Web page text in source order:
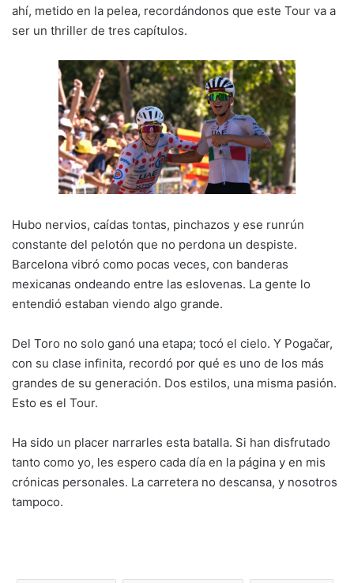
ahí, metido en la pelea, recordándonos que este Tour va a
ser un thriller de tres capítulos.
Hubo nervios, caídas tontas, pinchazos y ese runrún
constante del pelotón que no perdona un despiste.
Barcelona vibró como pocas veces, con banderas
mexicanas ondeando entre las eslovenas. La gente lo
entendió estaban viendo algo grande.
Del Toro no solo ganó una etapa; tocó el cielo. Y Pogačar,
con su clase infinita, recordó por qué es uno de los más
grandes de su generación. Dos estilos, una misma pasión.
Esto es el Tour.
Ha sido un placer narrarles esta batalla. Si han disfrutado
tanto como yo, les espero cada día en la página y en mis
crónicas personales. La carretera no descansa, y nosotros
tampoco.